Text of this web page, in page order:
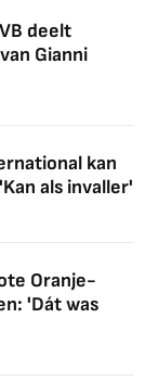
deelt
Gianni
kan
als invaller'
Oranje-
'Dát was